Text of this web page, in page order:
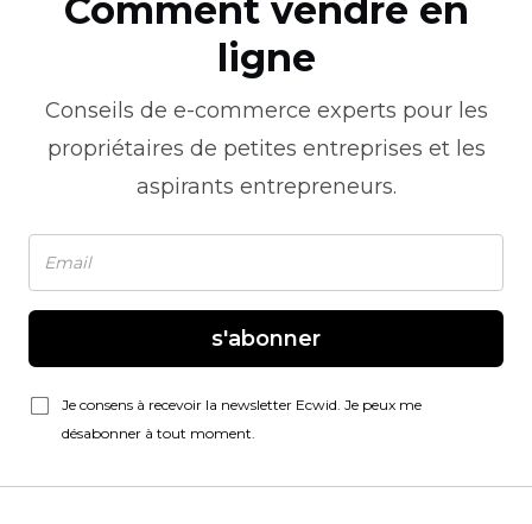
Comment vendre en
ligne
Conseils de e-commerce experts pour les
propriétaires de petites entreprises et les
aspirants entrepreneurs.
s'abonner
Je consens à recevoir la newsletter Ecwid. Je peux me
désabonner à tout moment.